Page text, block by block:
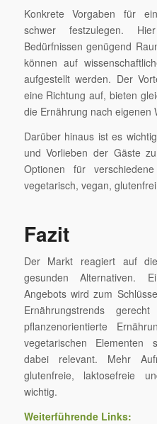
Konkrete Vorgaben für
schwer festzulegen.
Bedürfnissen genügend
können auf
aufgestellt werden. Der
eine Richtung auf, bieten
die Ernährung nach eigenen
Darüber hinaus ist es
und Vorlieben der Gäste
Optionen für
vegetarisch, vegan,
Fazit
Der Markt reagiert auf
gesunden Alternativen.
Angebots wird zum
Ernährungstrends
pflanzenorientierte
vegetarischen Elementen
dabei relevant. Mehr
glutenfreie, laktosefreie
wichtig.
Weiterführende Links: